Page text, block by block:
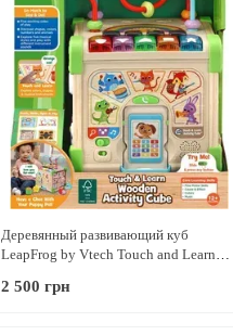
Деревянный развивающий куб
LeapFrog by Vtech Touch and Learn
Монтессори
2 500 грн